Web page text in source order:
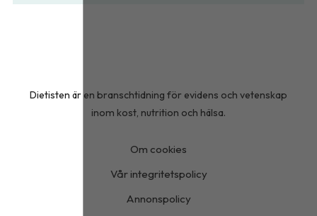
Dietisten är en branschtidning för evidens och vetenskap
inom kost, nutrition och hälsa.
Om cookies
Vår integritetspolicy
Annonspolicy